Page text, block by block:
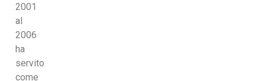
2001
al
2006
ha
servito
come